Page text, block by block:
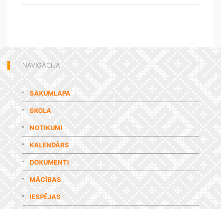
NAVIGĀCIJA
SĀKUMLAPA
SKOLA
NOTIKUMI
KALENDĀRS
DOKUMENTI
MĀCĪBAS
IESPĒJAS